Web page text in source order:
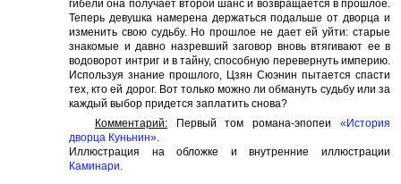
гибели она получает второй шанс и возвращается в прошлое.
Теперь девушка намерена держаться подальше от дворца и
изменить свою судьбу. Но прошлое не дает ей уйти: старые
знакомые и давно назревший заговор вновь втягивают ее в
водоворот интриг и в тайну, способную перевернуть империю.
Используя знание прошлого, Цзян Сюэнин пытается спасти
тех, кто ей дорог. Вот только можно ли обмануть судьбу или за
каждый выбор придется заплатить снова?
Комментарий:Первый том романа-эпопеи «История
дворца Куньнин».
Иллюстрация на обложке и внутренние иллюстрации
Каминари.